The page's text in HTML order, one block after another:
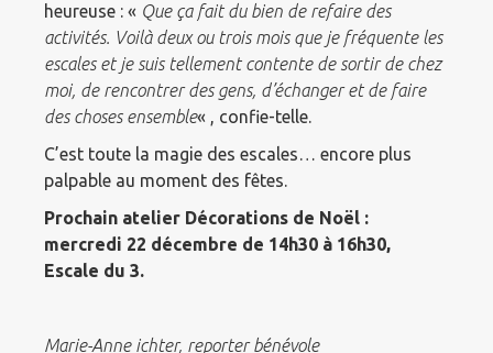
heureuse : « Que ça fait du bien de refaire des
activités. Voilà deux ou trois mois que je fréquente les
escales et je suis tellement contente de sortir de chez
moi, de rencontrer des gens, d’échanger et de faire
des choses ensemble« , confie-telle.
C’est toute la magie des escales… encore plus
palpable au moment des fêtes.
Prochain atelier Décorations de Noël :
mercredi 22 décembre de 14h30 à 16h30,
Escale du 3.
Marie-Anne ichter, reporter bénévole